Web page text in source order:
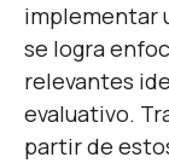
implementar
se logra
relevantes
evaluativo.
partir de